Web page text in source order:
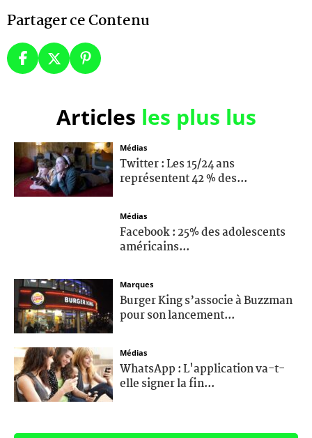
Partager ce Contenu
Articles les plus lus
Médias
Twitter : Les 15/24 ans
représentent 42 % des...
Médias
Facebook : 25% des adolescents
américains...
Marques
Burger King s’associe à Buzzman
pour son lancement...
Médias
WhatsApp : L'application va-t-
elle signer la fin...